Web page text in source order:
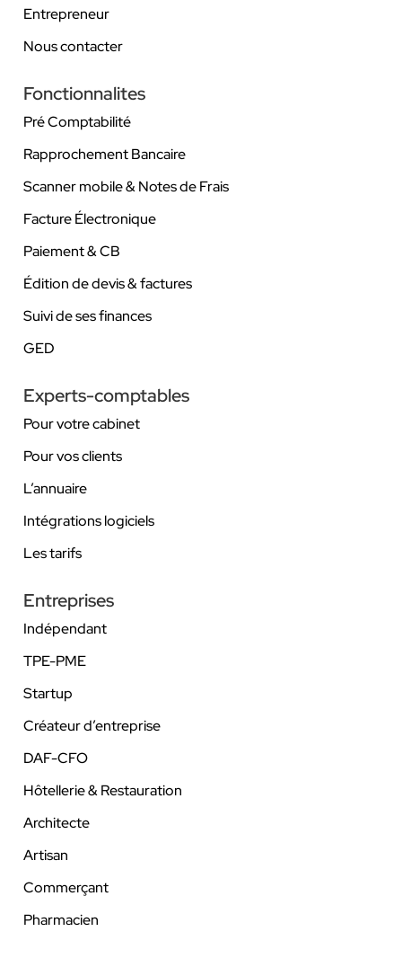
Entrepreneur
Nous contacter
Fonctionnalites
Pré Comptabilité
Rapprochement Bancaire
Scanner mobile & Notes de Frais
Facture Électronique
Paiement & CB
Édition de devis & factures
Suivi de ses finances
GED
Experts-comptables
Pour votre cabinet
Pour vos clients
L’annuaire
Intégrations logiciels
Les tarifs
Entreprises
Indépendant
TPE-PME
Startup
Créateur d’entreprise
DAF-CFO
Hôtellerie & Restauration
Architecte
Artisan
Commerçant
Pharmacien